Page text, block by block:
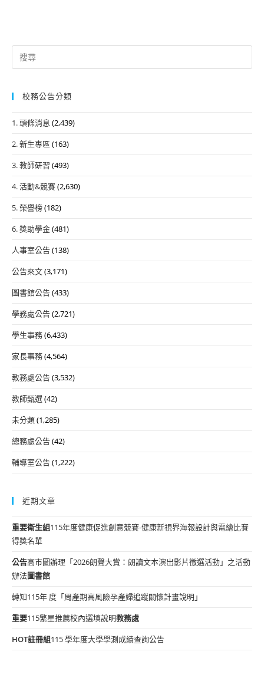
Search
for:
校務公告分類
1. 頭條消息 (2,439)
2. 新生專區 (163)
3. 教師研習 (493)
4. 活動&競賽(2,630)
5. 榮譽榜(182)
6. 獎助學金(481)
人事室公告(138)
公告來文(3,171)
圖書館公告(433)
學務處公告(2,721)
學生事務(6,433)
家長事務(4,564)
教務處公告(3,532)
教師甄選(42)
未分類(1,285)
總務處公告(42)
輔導室公告(1,222)
近期文章
重要衛生組115年度健康促進創意競賽-健康新視界海報設計與電繪比賽
得獎名單
公告高市圖辦理「2026朗聲大賞：朗讀文本演出影片徵選活動」之活動
辦法圖書館
轉知115年 度「周產期高風險孕產婦追蹤關懷計畫說明」
重要115繁星推薦校內選填說明教務處
HOT註冊組115 學年度大學學測成績查詢公告